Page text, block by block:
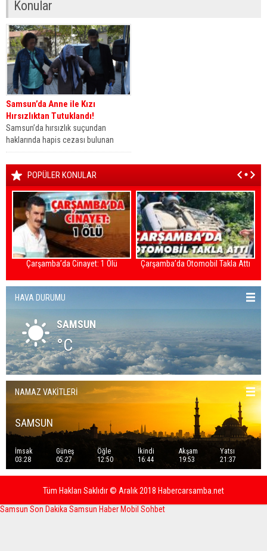
Konular
Samsun’da Anne ile Kızı
Hırsızlıktan Tutuklandı!
Samsun’da hırsızlık suçundan
haklarında hapis cezası bulunan
anne ile kızı yakalandı. Emniyet
Müdürlüğü Asayiş Şubesi...
POPÜLER KONULAR
Çarşamba’da Cinayet: 1 Ölü Çarşamba’da Otomobil Takla Attı
HAVA DURUMU
SAMSUN
°C
NAMAZ VAKİTLERİ
SAMSUN
İmsak
03:28
Güneş
05:27
Öğle
12:50
İkindi
16:44
Akşam
19:53
Yatsı
21:37
Tüm Hakları Saklıdır © Aralık 2018 Habercarsamba.net
Samsun Son Dakika Samsun Haber Mobil Sohbet